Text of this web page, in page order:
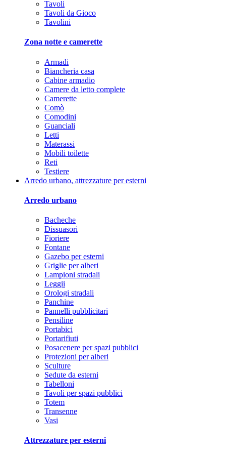
Tavoli
Tavoli da Gioco
Tavolini
Zona notte e camerette
Armadi
Biancheria casa
Cabine armadio
Camere da letto complete
Camerette
Comò
Comodini
Guanciali
Letti
Materassi
Mobili toilette
Reti
Testiere
Arredo urbano, attrezzature per esterni
Arredo urbano
Bacheche
Dissuasori
Fioriere
Fontane
Gazebo per esterni
Griglie per alberi
Lampioni stradali
Leggii
Orologi stradali
Panchine
Pannelli pubblicitari
Pensiline
Portabici
Portarifiuti
Posacenere per spazi pubblici
Protezioni per alberi
Sculture
Sedute da esterni
Tabelloni
Tavoli per spazi pubblici
Totem
Transenne
Vasi
Attrezzature per esterni